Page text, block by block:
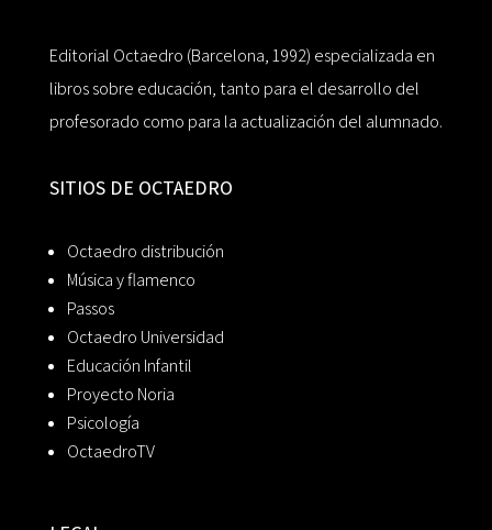
Editorial Octaedro (Barcelona, 1992) especializada en
libros sobre educación, tanto para el desarrollo del
profesorado como para la actualización del alumnado.
SITIOS DE OCTAEDRO
Octaedro distribución
Música y flamenco
Passos
Octaedro Universidad
Educación Infantil
Proyecto Noria
Psicología
OctaedroTV